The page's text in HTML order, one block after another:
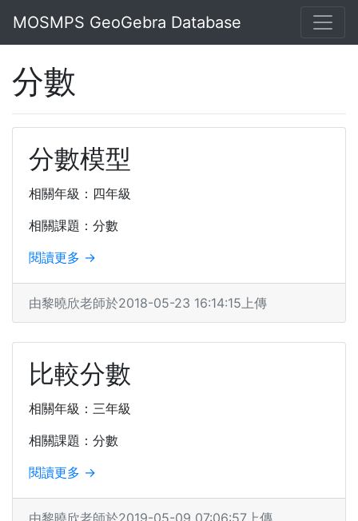
MOSMPS GeoGebra Database
分數
分數模型
相關年級：四年級
相關課題：分數
閱讀更多 →
由黎曉欣老師於2018-05-23 16:14:15上傳
比較分數
相關年級：三年級
相關課題：分數
閱讀更多 →
由黎曉欣老師於2019-05-09 07:06:57上傳